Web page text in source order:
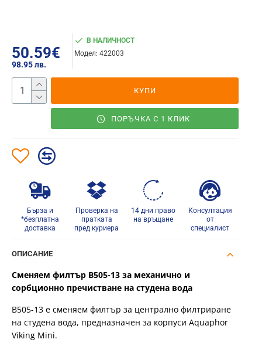
50.59€
98.95 лв.
В НАЛИЧНОСТ
Модел: 422003
КУПИ
ПОРЪЧКА С 1 КЛИК
Бърза и
*безплатна
доставка
Проверка на
пратката
пред куриера
14 дни право
на връщане
Консултация
от
специалист
ОПИСАНИЕ
Сменяем филтър B505-13 за механично и
сорбционно пречистване на студена вода
B505-13 е сменяем филтър за централно филтриране
на студена вода, предназначен за корпуси Aquaphor
Viking Mini.